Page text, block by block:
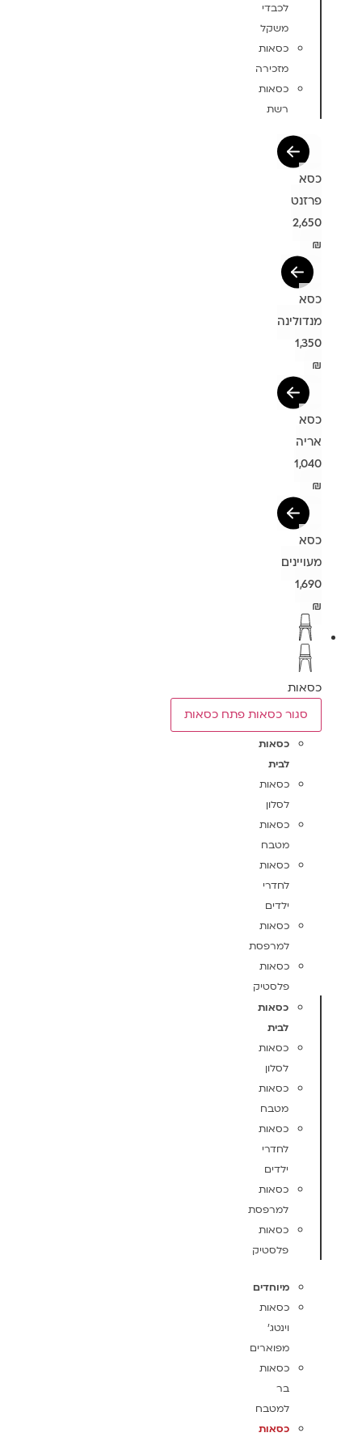
לכבדי
משקל
כסאות
מזכירה
כסאות
רשת
כסא
פרזנט
2,650
₪
כסא
מנדולינה
1,350
₪
כסא
אריה
1,040
₪
כסא
מעויינים
1,690
₪
כסאות
סגור כסאות פתח כסאות
כסאות
לבית
כסאות
לסלון
כסאות
מטבח
כסאות
לחדרי
ילדים
כסאות
למרפסת
כסאות
פלסטיק
כסאות
לבית
כסאות
לסלון
כסאות
מטבח
כסאות
לחדרי
ילדים
כסאות
למרפסת
כסאות
פלסטיק
מיוחדים
כסאות
וינטג'
מפוארים
כסאות
בר
למטבח
כסאות